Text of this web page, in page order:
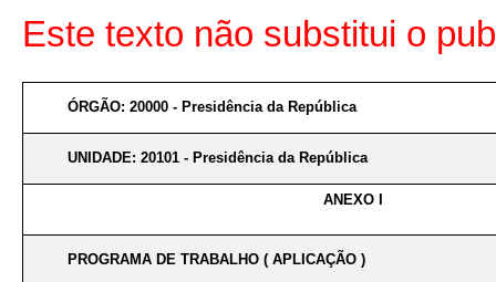
Este texto não substitui o
ÓRGÃO: 20000 - Presidência da República
UNIDADE: 20101 - Presidência da República
ANEXO I
PROGRAMA DE TRABALHO ( APLICAÇÃO )